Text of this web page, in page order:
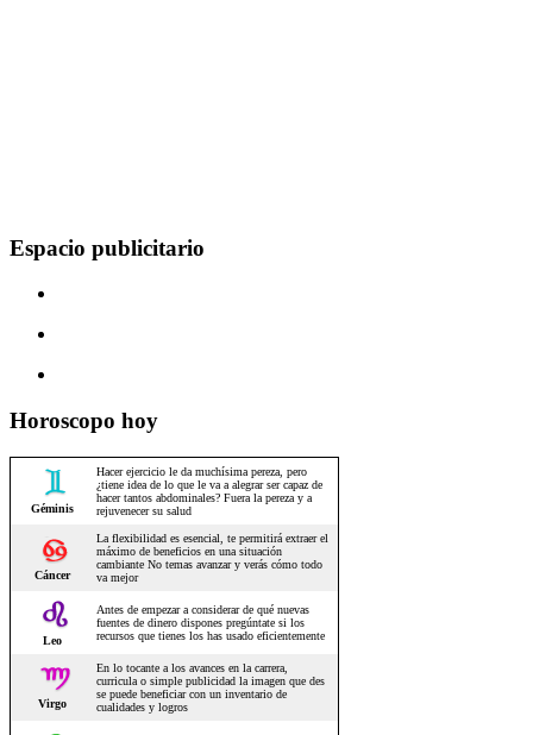
Espacio publicitario
Horoscopo hoy